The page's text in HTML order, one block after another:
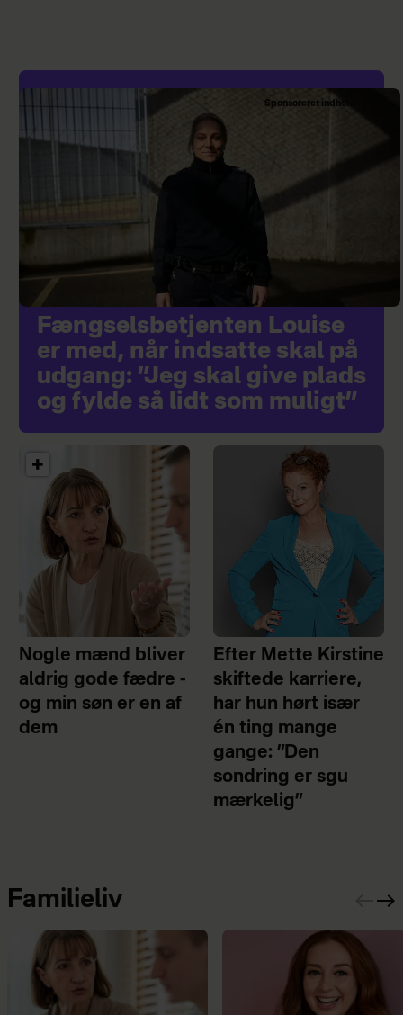
Sponsoreret indhold
Fængselsbetjenten Louise
er med, når indsatte skal på
udgang: ”Jeg skal give plads
og fylde så lidt som muligt”
Nogle mænd bliver
aldrig gode fædre -
og min søn er en af
dem
Efter Mette Kirstine
skiftede karriere,
har hun hørt især
én ting mange
gange: ”Den
sondring er sgu
mærkelig”
Familieliv